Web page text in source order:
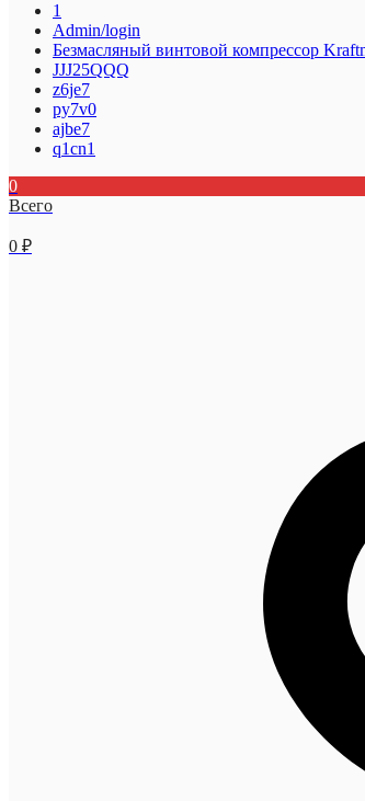
1
Admin/login
Безмасляный винтовой компрессор
JJJ25QQQ
z6je7
py7v0
ajbe7
q1cn1
0
Всего
0 ₽